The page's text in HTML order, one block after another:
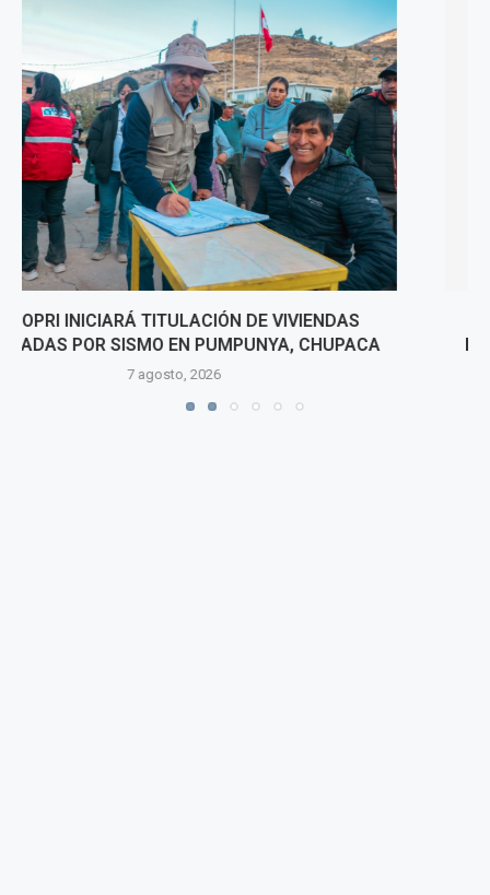
GOBIERNO REFORZARÁ ACCIONES CONTRA LA
MINERÍA ILEGAL EN LA AMAZONÍA DESDE LORETO
7 agosto, 2026